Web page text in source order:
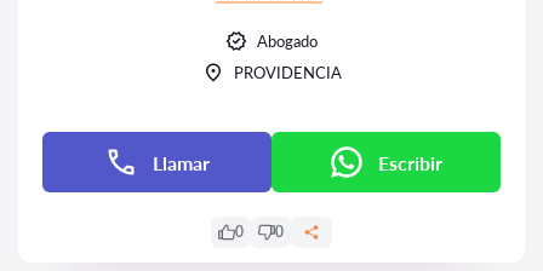
Abogado
PROVIDENCIA
Llamar Escribir
0 0